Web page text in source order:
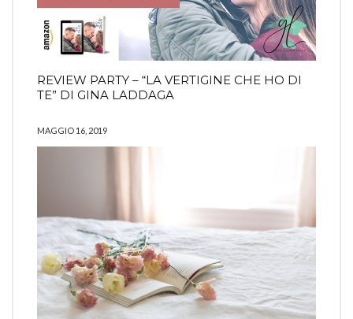
REVIEW PARTY – “LA VERTIGINE CHE HO DI
TE” DI GINA LADDAGA
MAGGIO 16, 2019